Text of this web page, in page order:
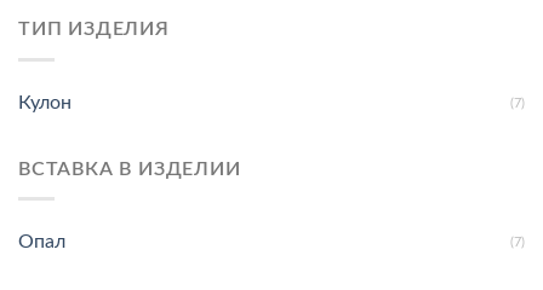
ТИП ИЗДЕЛИЯ
Кулон (7)
ВСТАВКА В ИЗДЕЛИИ
Опал (7)